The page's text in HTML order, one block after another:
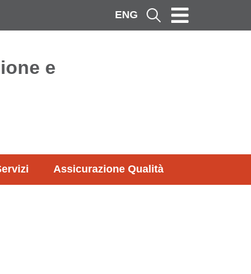
ENG Cerca
e
Assicurazione Qualità